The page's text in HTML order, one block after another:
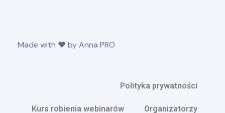
Made with ❤ byAnna PRO
Polityka prywatności
Kurs robienia webinarów Organizatorzy